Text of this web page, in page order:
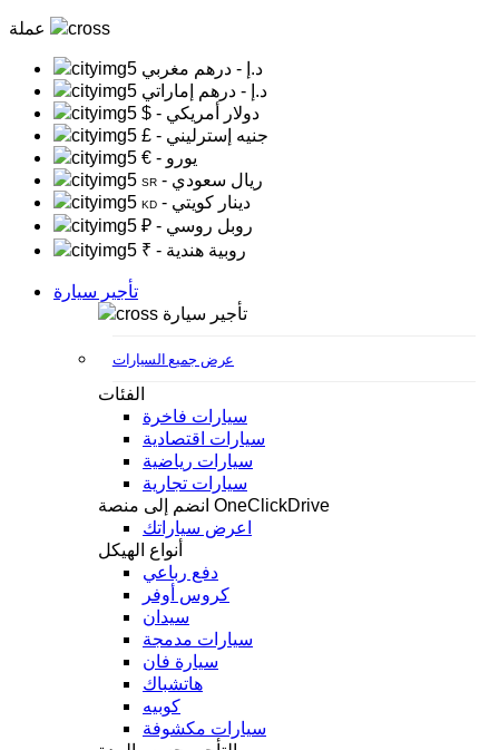
د.إ - درهم مغربي
د.إ - درهم إماراتي
$
- دولار أمريكي
£
- جنيه إسترليني
€
- يورو
SR - ريال سعودي
KD
- دينار كويتي
₽
- روبل روسي
₹
- روبية هندية
تأجير سيارة
تأجير سيارة
عرض جميع السيارات
الفئات
سيارات فاخرة
سيارات اقتصادية
سيارات رياضية
سيارات تجارية
انضم إلى منصة OneClickDrive
اعرض سياراتك
أنواع الهيكل
دفع رباعي
كروس أوفر
سيدان
سيارات مدمجة
سيارة فان
هاتشباك
كوبيه
سيارات مكشوفة